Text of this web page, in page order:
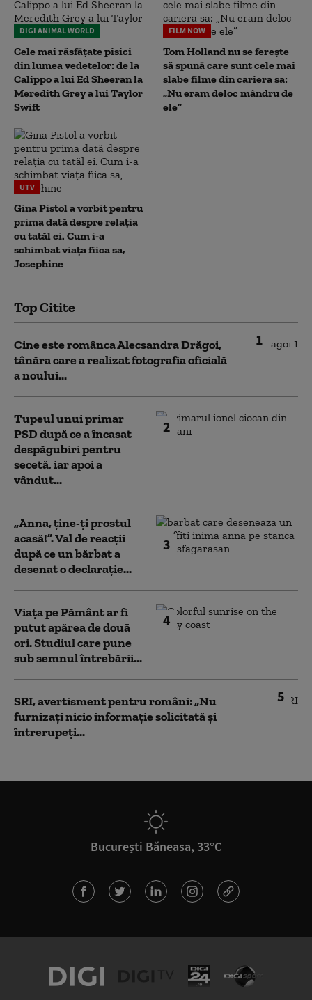
DIGI ANIMAL WORLD
Cele mai răsfățate pisici
din lumea vedetelor: de la
Calippo a lui Ed Sheeran la
Meredith Grey a lui Taylor
Swift
FILM NOW
Tom Holland nu se ferește
să spună care sunt cele mai
slabe filme din cariera sa:
„Nu eram deloc mândru de
ele”
UTV
Gina Pistol a vorbit pentru
prima dată despre relația
cu tatăl ei. Cum i-a
schimbat viața fiica sa,
Josephine
Top Citite
1
Cine este românca Alecsandra Drăgoi,
tânăra care a realizat fotografia oficială
a noului...
2
Tupeul unui primar
PSD după ce a încasat
despăgubiri pentru
secetă, iar apoi a
vândut...
3
„Anna, ţine-ţi prostul
acasă!”. Val de reacții
după ce un bărbat a
desenat o declarație...
4
Viața pe Pământ ar fi
putut apărea de două
ori. Studiul care pune
sub semnul întrebării...
5
SRI, avertisment pentru români: „Nu
furnizați nicio informație solicitată și
întrerupeți...
București Băneasa, 33°C